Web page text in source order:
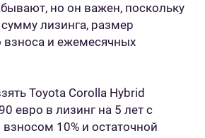
но он важен, поскольку
лизинга, размер
взноса и ежемесячных
Toyota Corolla Hybrid
евро в лизинг на 5 лет с
10% и остаточной